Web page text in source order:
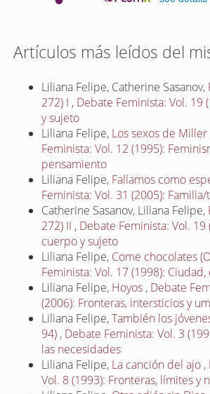
Artículos más leídos del
Liliana Felipe, Catherine Sasanov,
272) I , Debate Feminista: Vol. 19
y sujeto
Liliana Felipe, Los sexos de Miller
Feminista: Vol. 12 (1995):
pensamiento
Liliana Felipe, Fallamos como
Feminista: Vol. 31 (2005):
Catherine Sasanov, Liliana Felipe,
272) II , Debate Feminista: Vol. 19
cuerpo y sujeto
Liliana Felipe, Come chocolates
Feminista: Vol. 17 (1998):
Liliana Felipe, Hoyos , Debate
(2006): Fronteras, intersticios y
Liliana Felipe,También los
94) , Debate Feminista: Vol. 3
las necesidades
Liliana Felipe, La canción del ajo ,
Vol. 8 (1993): Fronteras, límites y